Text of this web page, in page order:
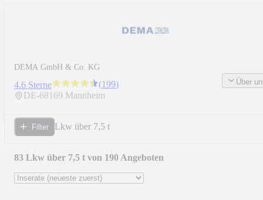
DEMA GmbH & Co. KG
4.6 Sterne (199)
DE-68169 Mannheim
Über
Filter Lkw über 7,5 t
83 Lkw über 7,5 t von 190 Angeboten